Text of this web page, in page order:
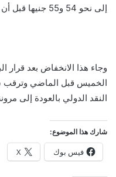
إلى نحو 54 و55 جنيها قبل أن يعاود الارتفاع مجددا.
الخميس قبل الماضي
النقد الدولي بالعودة إلى
شارك هذا الموضوع:
فيس بوك X